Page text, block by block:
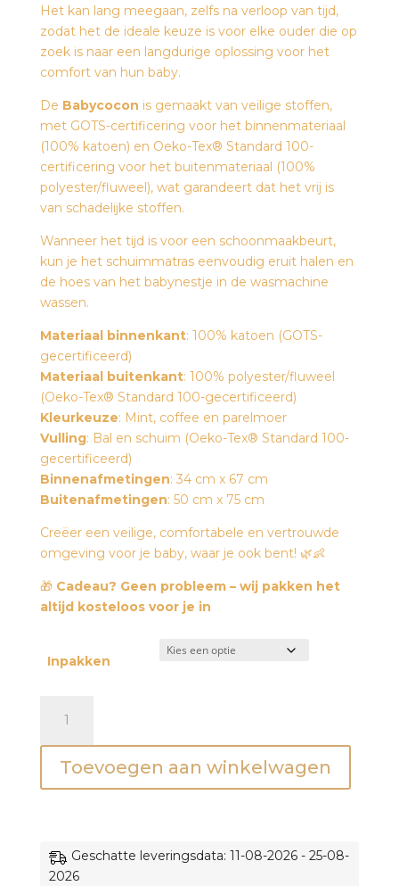
Het kan lang meegaan, zelfs na verloop van tijd,
zodat het de ideale keuze is voor elke ouder die op
zoek is naar een langdurige oplossing voor het
comfort van hun baby.
De Babycocon is gemaakt van veilige stoffen,
met GOTS-certificering voor het binnenmateriaal
(100% katoen) en Oeko-Tex® Standard 100-
certificering voor het buitenmateriaal (100%
polyester/fluweel), wat garandeert dat het vrij is
van schadelijke stoffen.
Wanneer het tijd is voor een schoonmaakbeurt,
kun je het schuimmatras eenvoudig eruit halen en
de hoes van het babynestje in de wasmachine
wassen.
Materiaal binnenkant: 100% katoen (GOTS-
gecertificeerd)
Materiaal buitenkant: 100% polyester/fluweel
(Oeko-Tex® Standard 100-gecertificeerd)
Kleurkeuze: Mint, coffee en parelmoer
Vulling: Bal en schuim (Oeko-Tex® Standard 100-
gecertificeerd)
Binnenafmetingen: 34 cm x 67 cm
Buitenafmetingen: 50 cm x 75 cm
Creëer een veilige, comfortabele en vertrouwde
omgeving voor je baby, waar je ook bent! 🌿👶
🎁 Cadeau? Geen probleem – wij pakken het
altijd kosteloos voor je in
Inpakken
fluweel
-
parelmoer
aantal
Toevoegen aan winkelwagen
Geschatte leveringsdata: 11-08-2026 - 25-08-
2026